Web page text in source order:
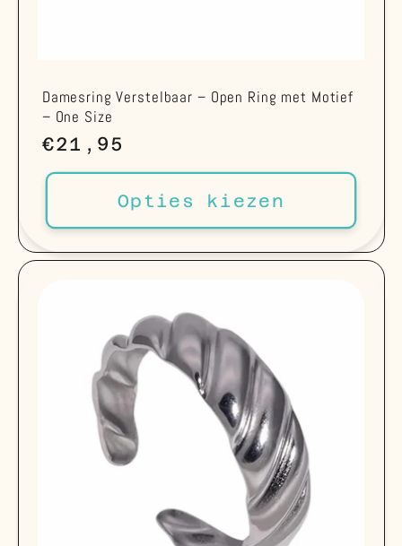
Damesring Verstelbaar – Open Ring met Motief
– One Size
Normale
prijs
€21,95
Opties kiezen